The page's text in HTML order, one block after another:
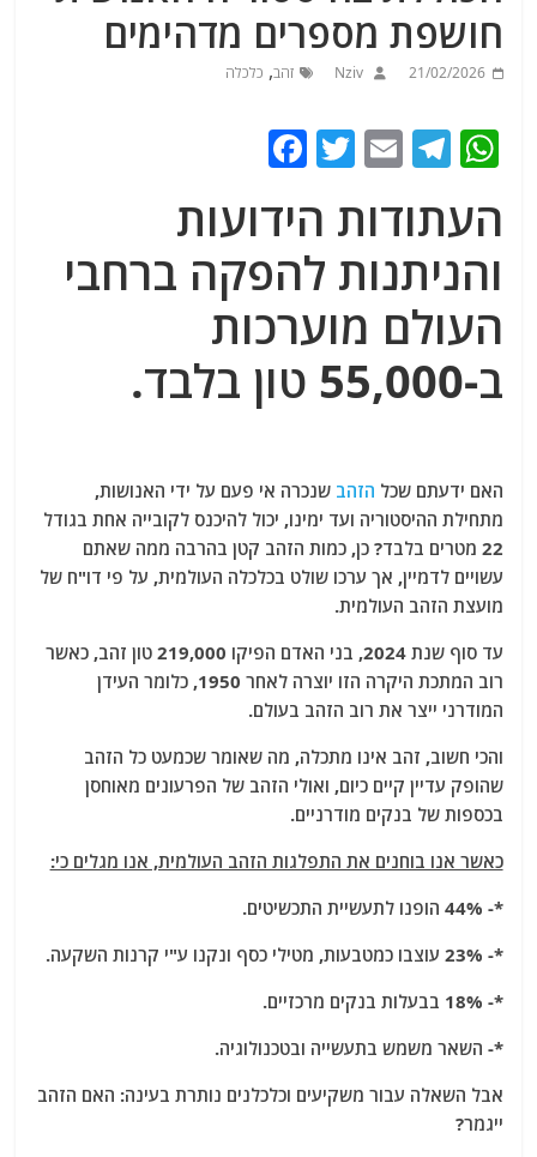
חושפת מספרים מדהימים
21/02/2026
Nziv זהב, כלכלה
W
at
s
A
p
p
T
e
g
ra
m
E
ai
l
T
itt
er
c
e
b
o
o
k
העתודות הידועות
והניתנות להפקה ברחבי
העולם מוערכות
ב-55,000 טון בלבד.
האם ידעתם שכל הזהב שנכרה אי פעם על ידי האנושות,
מתחילת ההיסטוריה ועד ימינו, יכול להיכנס לקובייה אחת בגודל
22 מטרים בלבד? כן, כמות הזהב קטן בהרבה ממה שאתם
עשויים לדמיין, אך ערכו שולט בכלכלה העולמית, על פי דו"ח של
מועצת הזהב העולמית.
עד סוף שנת 2024, בני האדם הפיקו 219,000 טון זהב, כאשר
רוב המתכת היקרה הזו יוצרה לאחר 1950, כלומר העידן
המודרני ייצר את רוב הזהב בעולם.
והכי חשוב, זהב אינו מתכלה, מה שאומר שכמעט כל הזהב
שהופק עדיין קיים כיום, ואולי הזהב של הפרעונים מאוחסן
בכספות של בנקים מודרניים.
כאשר אנו בוחנים את התפלגות הזהב העולמית, אנו מגלים כי:
*- 44% הופנו לתעשיית התכשיטים.
*- 23% עוצבו כמטבעות, מטילי כסף ונקנו ע"י קרנות השקעה.
*- 18% בבעלות בנקים מרכזיים.
*- השאר משמש בתעשייה ובטכנולוגיה.
אבל השאלה עבור משקיעים וכלכלנים נותרת בעינה: האם הזהב
ייגמר?